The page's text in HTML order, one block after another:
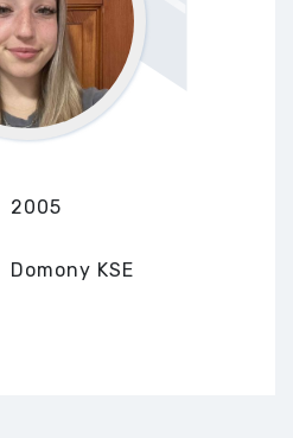
2005
Domony KSE